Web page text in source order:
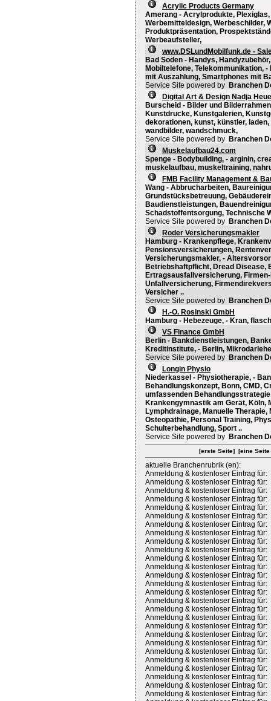
Acrylic Products Germany
Amerang - Acrylprodukte,
Werbemitteldesign, Werbeschilder,
Produktpräsentation,
Werbeaufsteller,
www.DSLundMobilfunk.de -
Bad Soden - Handys,
Mobiltelefone, Telekommunikation,
mit Auszahlung, Smartphones mit
Service Site powered by Branchen
Digital Art & Design Nadja
Burscheid - Bilder und
Kunstdrucke, Kunstgalerien,
dekorationen, kunst, künstler,
wandbilder, wandschmuck,
Service Site powered by Branchen
Muskelaufbau24.com
Spenge - Bodybuilding, - arginin,
muskelaufbau, muskeltraining,
FMB Facility Management &
Wang - Abbrucharbeiten,
Grundstücksbetreuung,
Baudienstleistungen,
Schadstoffentsorgung, Technische
Service Site powered by Branchen
Roder Versicherungsmakler
Hamburg - Krankenpflege,
Pensionsversicherungen,
Versicherungsmakler, -
Betriebshaftpflicht, Dread Disease,
Ertragsausfallversicherung,
Unfallversicherung,
Versicher ..
Service Site powered by Branchen
H.-O. Rosinski GmbH
Hamburg - Hebezeuge, - Kran,
VS Finance GmbH
Berlin - Bankdienstleistungen,
Kreditinstitute, - Berlin,
Service Site powered by Branchen
Longin Physio
Niederkassel - Physiotherapie, -
Behandlungskonzept, Bonn, CMD,
umfassenden
Krankengymnastik am Gerät, Köln,
Lymphdrainage, Manuelle
Osteopathie, Personal Training,
Schulterbehandlung, Sport ..
Service Site powered by Branchen
[erste Seite] [eine
aktuelle Branchenrubrik (en):
Anmeldung & kostenloser Eintrag für:
Anmeldung & kostenloser Eintrag für:
Anmeldung & kostenloser Eintrag für:
Anmeldung & kostenloser Eintrag für:
Anmeldung & kostenloser Eintrag für:
Anmeldung & kostenloser Eintrag für:
Anmeldung & kostenloser Eintrag für:
Anmeldung & kostenloser Eintrag für:
Anmeldung & kostenloser Eintrag für:
Anmeldung & kostenloser Eintrag für:
Anmeldung & kostenloser Eintrag für:
Anmeldung & kostenloser Eintrag für:
Anmeldung & kostenloser Eintrag für:
Anmeldung & kostenloser Eintrag für:
Anmeldung & kostenloser Eintrag für:
Anmeldung & kostenloser Eintrag für:
Anmeldung & kostenloser Eintrag für:
Anmeldung & kostenloser Eintrag für:
Anmeldung & kostenloser Eintrag für:
Anmeldung & kostenloser Eintrag für:
Anmeldung & kostenloser Eintrag für:
Anmeldung & kostenloser Eintrag für:
Anmeldung & kostenloser Eintrag für:
Anmeldung & kostenloser Eintrag für:
Anmeldung & kostenloser Eintrag für:
Anmeldung & kostenloser Eintrag für:
Anmeldung & kostenloser Eintrag für: